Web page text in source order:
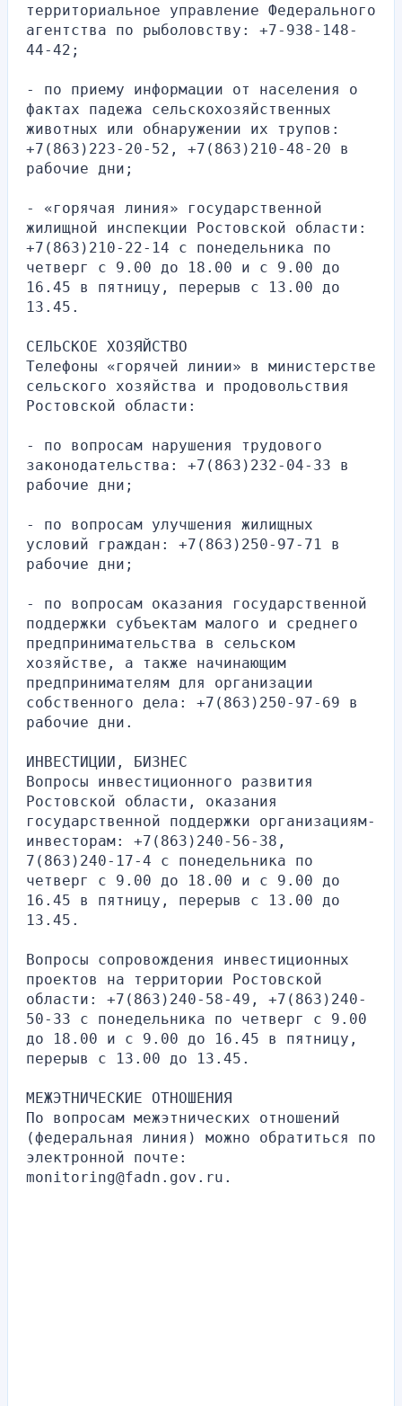
территориальное управление Федерального
агентства по рыболовству: +7-938-148-
44-42;
- по приему информации от населения о
фактах падежа сельскохозяйственных
животных или обнаружении их трупов:
+7(863)223-20-52, +7(863)210-48-20 в
рабочие дни;
- «горячая линия» государственной
жилищной инспекции Ростовской области:
+7(863)210-22-14 с понедельника по
четверг с 9.00 до 18.00 и с 9.00 до
16.45 в пятницу, перерыв с 13.00 до
13.45.
СЕЛЬСКОЕ ХОЗЯЙСТВО
Телефоны «горячей линии» в министерстве
сельского хозяйства и продовольствия
Ростовской области:
- по вопросам нарушения трудового
законодательства: +7(863)232-04-33 в
рабочие дни;
- по вопросам улучшения жилищных
условий граждан: +7(863)250-97-71 в
рабочие дни;
- по вопросам оказания государственной
поддержки субъектам малого и среднего
предпринимательства в сельском
хозяйстве, а также начинающим
предпринимателям для организации
собственного дела: +7(863)250-97-69 в
рабочие дни.
ИНВЕСТИЦИИ, БИЗНЕС
Вопросы инвестиционного развития
Ростовской области, оказания
государственной поддержки организациям-
инвесторам: +7(863)240-56-38,
7(863)240-17-4 с понедельника по
четверг с 9.00 до 18.00 и с 9.00 до
16.45 в пятницу, перерыв с 13.00 до
13.45.
Вопросы сопровождения инвестиционных
проектов на территории Ростовской
области: +7(863)240-58-49, +7(863)240-
50-33 с понедельника по четверг с 9.00
до 18.00 и с 9.00 до 16.45 в пятницу,
перерыв с 13.00 до 13.45.
МЕЖЭТНИЧЕСКИЕ ОТНОШЕНИЯ
По вопросам межэтнических отношений
(федеральная линия) можно обратиться по
электронной почте:
monitoring@fadn.gov.ru.